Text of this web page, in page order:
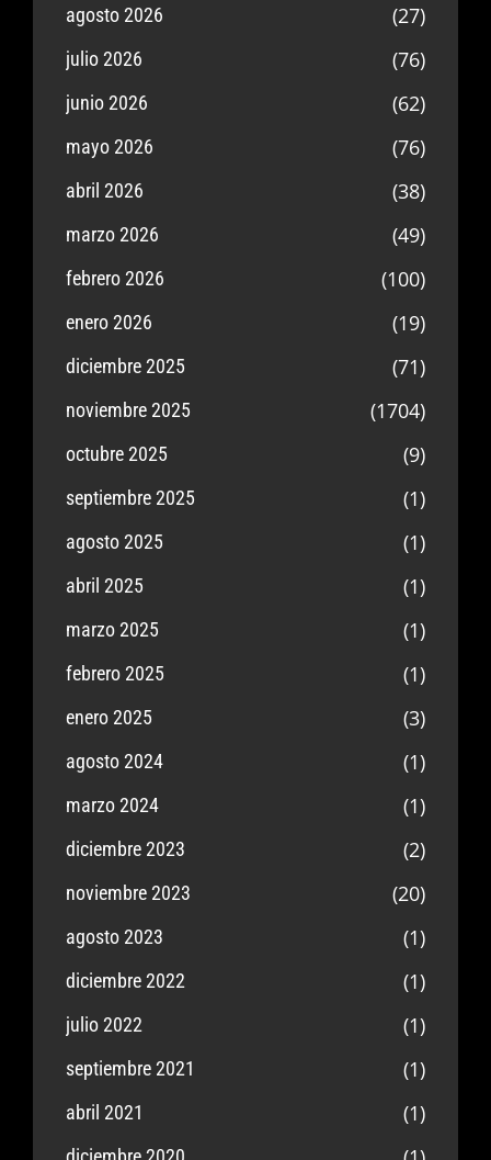
agosto 2026 (27)
julio 2026 (76)
junio 2026 (62)
mayo 2026 (76)
abril 2026 (38)
marzo 2026 (49)
febrero 2026 (100)
enero 2026 (19)
diciembre 2025 (71)
noviembre 2025 (1704)
octubre 2025 (9)
septiembre 2025 (1)
agosto 2025 (1)
abril 2025 (1)
marzo 2025 (1)
febrero 2025 (1)
enero 2025 (3)
agosto 2024 (1)
marzo 2024 (1)
diciembre 2023 (2)
noviembre 2023 (20)
agosto 2023 (1)
diciembre 2022 (1)
julio 2022 (1)
septiembre 2021 (1)
abril 2021 (1)